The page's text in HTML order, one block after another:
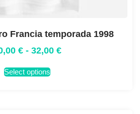
Francia temporada 1998
€ - 32,00 €
Select options